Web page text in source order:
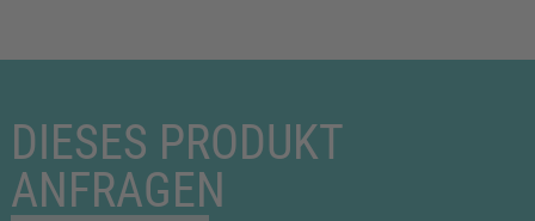
DIESES PRODUKT
ANFRAGEN